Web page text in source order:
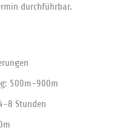
durchführbar.
500m-900m
8 Stunden